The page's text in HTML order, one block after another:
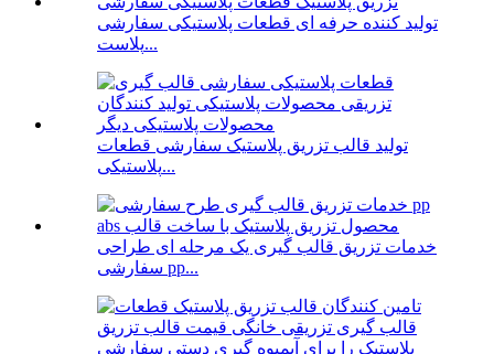
تولید کننده حرفه ای قطعات پلاستیکی سفارشی
پلاست...
تولید قالب تزریق پلاستیک سفارشی قطعات
پلاستیکی...
خدمات تزریق قالب گیری یک مرحله ای طراحی
سفارشی pp...